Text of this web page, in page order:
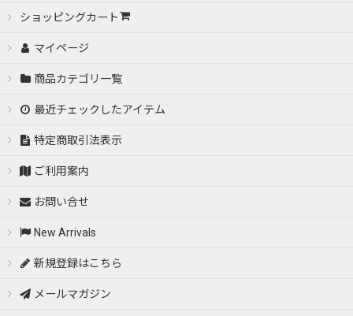
ショッピングカート
マイページ
商品カテゴリ一覧
最近チェックしたアイテム
特定商取引法表示
ご利用案内
お問い合せ
New Arrivals
新規登録はこちら
メールマガジン